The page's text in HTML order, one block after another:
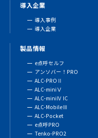
導入企業
導入事例
導入企業
製品情報
e点呼セルフ
アンソバー！PRO
ALC-PROⅡ
ALC-miniⅤ
ALC-miniⅣ IC
ALC-MobileⅢ
ALC-Pocket
e点呼PRO
Tenko-PRO2